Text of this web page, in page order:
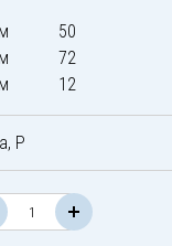
50
72
12
Р